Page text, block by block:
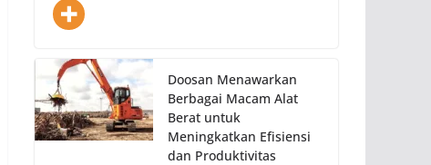
Doosan Menawarkan
Berbagai Macam Alat
Berat untuk
Meningkatkan Efisiensi
dan Produktivitas